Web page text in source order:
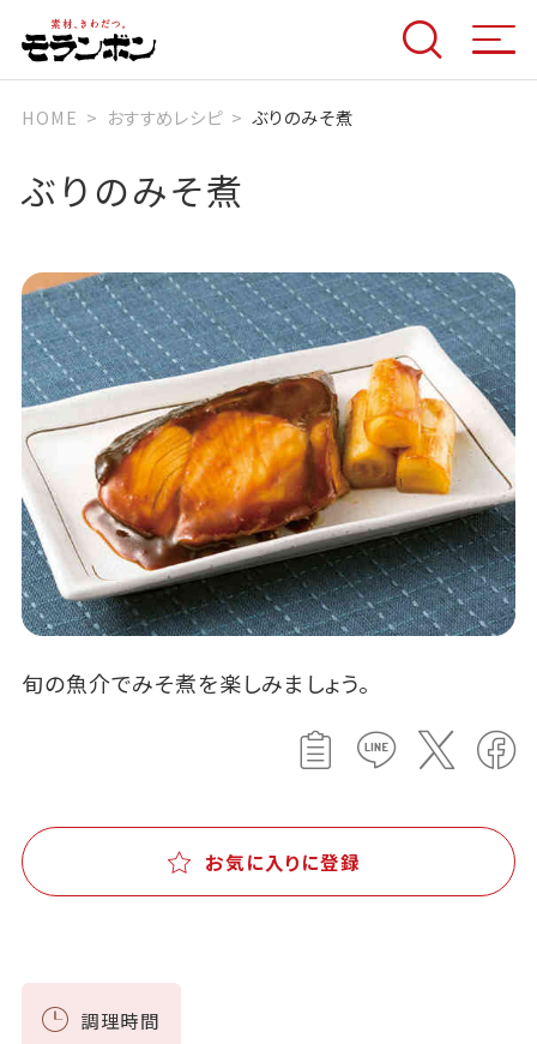
HOME おすすめレシピ ぶりのみそ煮
ぶりのみそ煮
旬の魚介でみそ煮を楽しみましょう。
お気に入りに登録
調理時間